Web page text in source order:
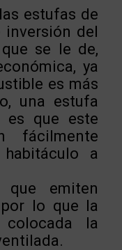
estufas de
inversión del
se le de,
ya
es más
una estufa
es que este
fácilmente
a
que emiten
lo que la
la